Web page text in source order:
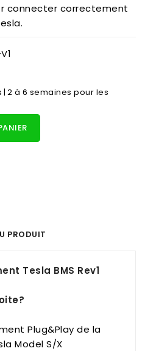
connecter correctement
| 2 à 6 semaines pour les
PRODUIT
Tesla BMS Rev1
Plug&Play de la
Model S/X